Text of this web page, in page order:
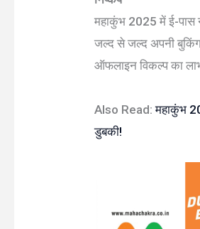
महाकुंभ 2025 में ई-पास
जल्द से जल्द अपनी
ऑफलाइन विकल्प का
Also Read:महाकुंभ
डुबकी!